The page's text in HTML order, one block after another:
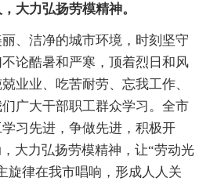
大力弘扬劳模精神。
洁净的城市环境，时刻坚守
论酷暑和严寒，顶着烈日和风
业业、吃苦耐劳、忘我工作、
广大干部职工群众学习。全市
习先进，争做先进，积极开
大力弘扬劳模精神，让“劳动光
旋律在我市唱响，形成人人关